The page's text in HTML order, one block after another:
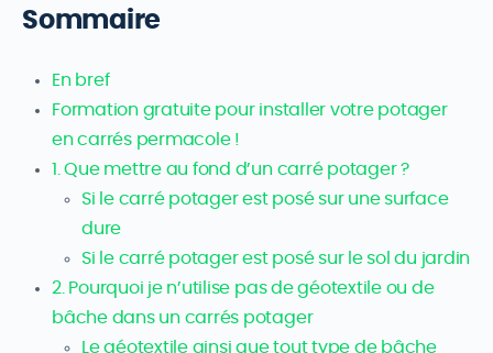
Sommaire
En bref
Formation gratuite pour installer votre potager
en carrés permacole !
1. Que mettre au fond d’un carré potager ?
Si le carré potager est posé sur une surface
dure
Si le carré potager est posé sur le sol du jardin
2. Pourquoi je n’utilise pas de géotextile ou de
bâche dans un carrés potager
Le géotextile ainsi que tout type de bâche